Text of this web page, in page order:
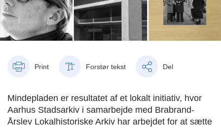
Print Forstør tekst Del
Mindepladen er resultatet af et lokalt initiativ, hvor
Aarhus Stadsarkiv i samarbejde med Brabrand-
Årslev Lokalhistoriske Arkiv har arbejdet for at sætte